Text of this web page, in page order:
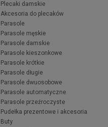
Plecaki damskie
Akcesoria do plecaków
Parasole
Parasole męskie
Parasole damskie
Parasole kieszonkowe
Parasole krótkie
Parasole długie
Parasole dwuosobowe
Parasole automatyczne
Parasole przeźroczyste
Pudełka prezentowe i akcesoria
Buty